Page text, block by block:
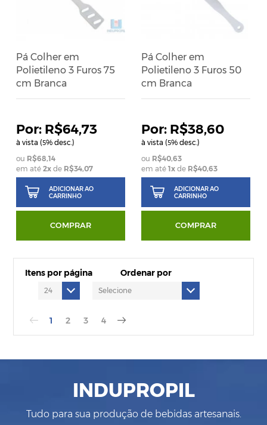
Pá Colher em
Polietileno 3 Furos 75
cm Branca
R$64,73
à vista (5% desc.)
R$68,14
em até2x de R$34,07
ADICIONAR AO
CARRINHO
COMPRAR
Pá Colher em
Polietileno 3 Furos 50
cm Branca
R$38,60
à vista (5% desc.)
R$40,63
em até 1xde R$40,63
ADICIONAR AO
CARRINHO
COMPRAR
Itens por página Ordenar por
1 2 3 4
INDUPROPIL
Tudo para sua produção de bebidas artesanais.